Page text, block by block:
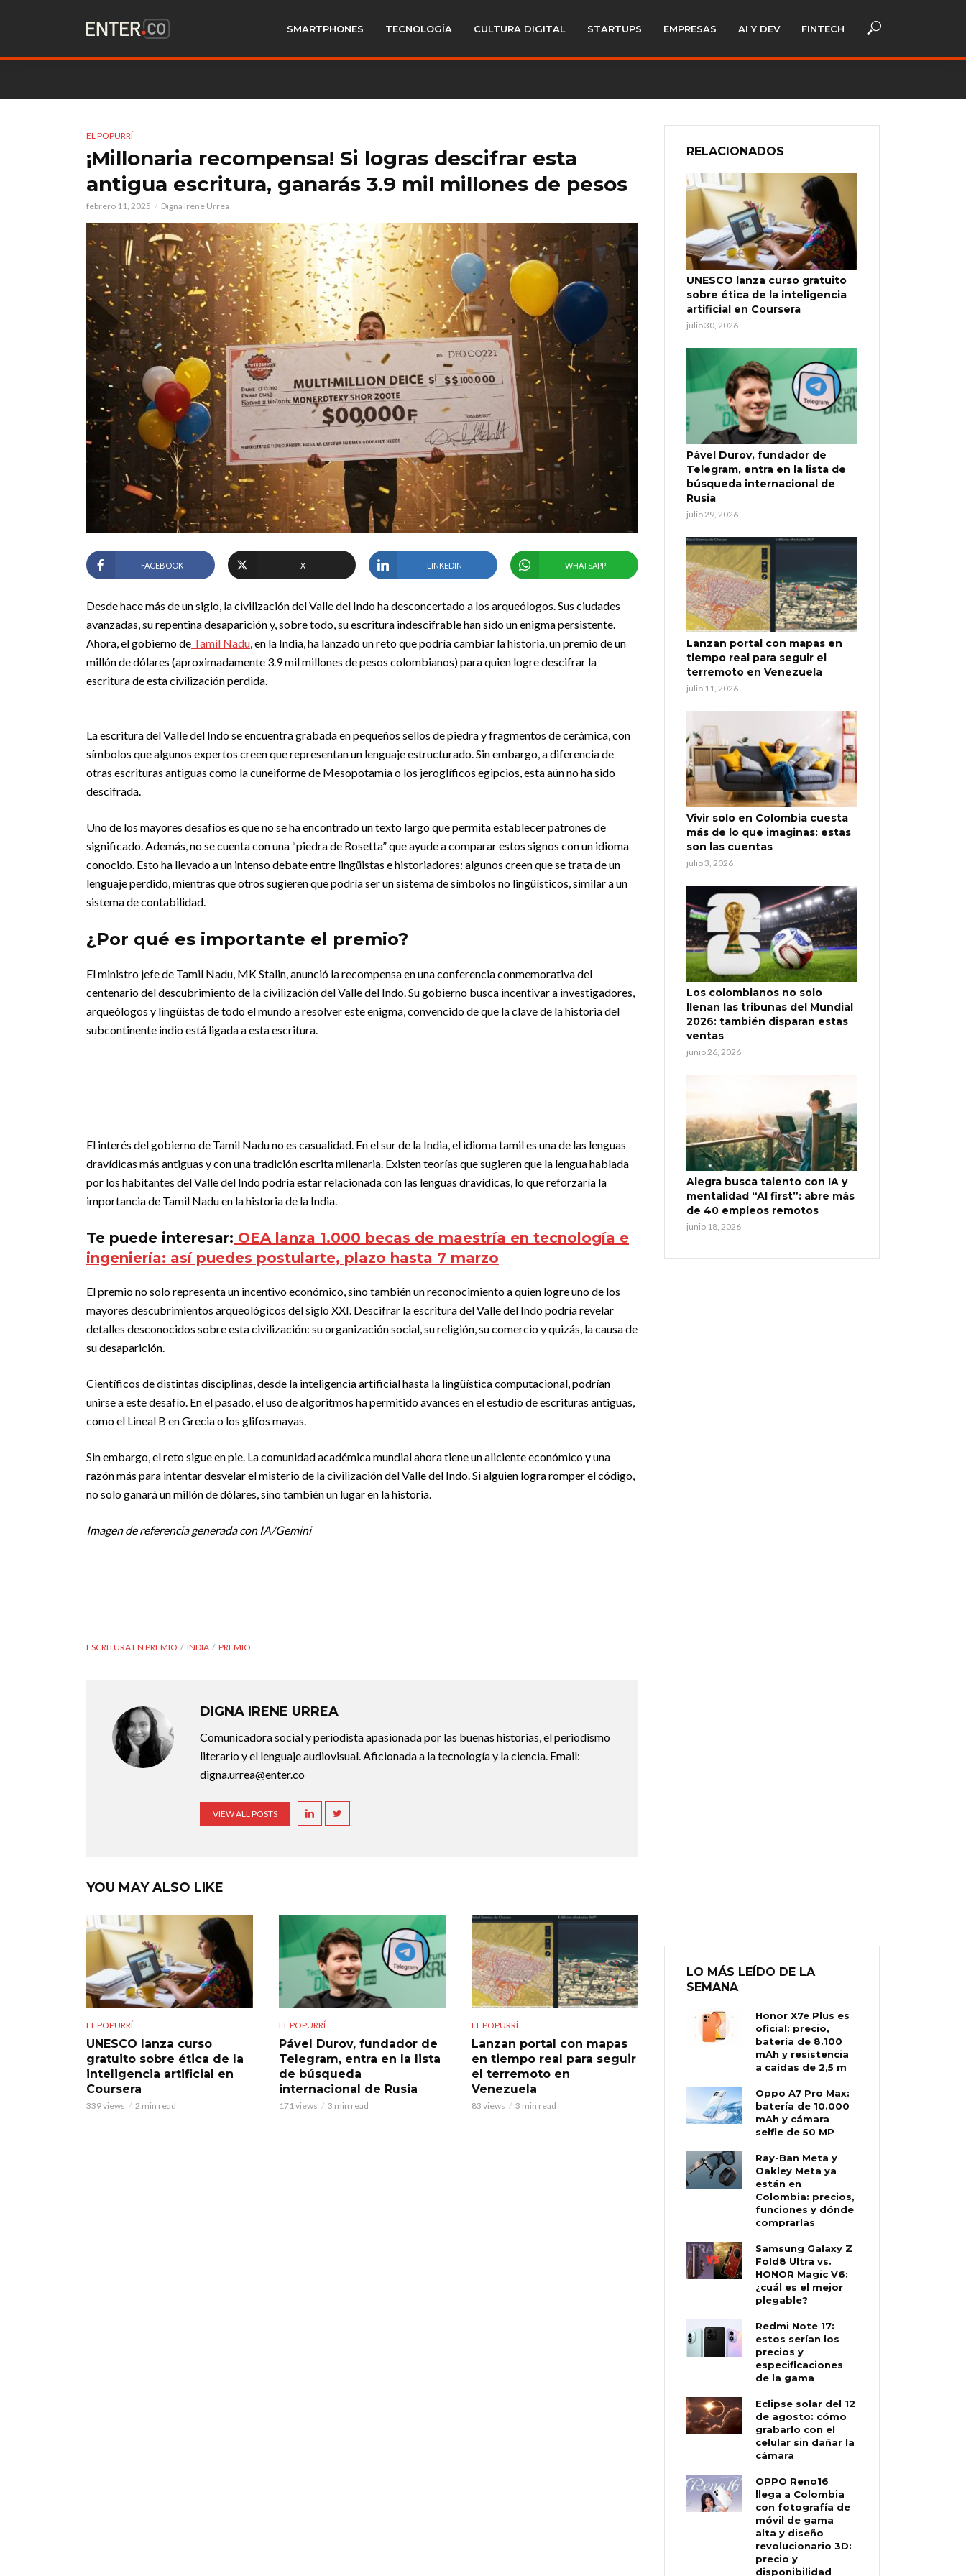
SMARTPHONES TECNOLOGÍA CULTURA DIGITAL STARTUPS EMPRESAS AI Y DEV FINTECH
EL POPURRÍ
¡Millonaria recompensa! Si logras descifrar esta
antigua escritura, ganarás 3.9 mil millones de pesos
febrero 11, 2025 Digna Irene Urrea
FACEBOOK X LINKEDIN WHATSAPP
Desde hace más de un siglo, la civilización del Valle del Indo ha desconcertado a los arqueólogos. Sus ciudades
avanzadas, su repentina desaparición y, sobre todo, su escritura indescifrable han sido un enigma persistente.
Ahora, el gobierno de Tamil Nadu, en la India, ha lanzado un reto que podría cambiar la historia, un premio de un
millón de dólares (aproximadamente 3.9 mil millones de pesos colombianos) para quien logre descifrar la
escritura de esta civilización perdida.
La escritura del Valle del Indo se encuentra grabada en pequeños sellos de piedra y fragmentos de cerámica, con
símbolos que algunos expertos creen que representan un lenguaje estructurado. Sin embargo, a diferencia de
otras escrituras antiguas como la cuneiforme de Mesopotamia o los jeroglíficos egipcios, esta aún no ha sido
descifrada.
Uno de los mayores desafíos es que no se ha encontrado un texto largo que permita establecer patrones de
significado. Además, no se cuenta con una “piedra de Rosetta” que ayude a comparar estos signos con un idioma
conocido. Esto ha llevado a un intenso debate entre lingüistas e historiadores: algunos creen que se trata de un
lenguaje perdido, mientras que otros sugieren que podría ser un sistema de símbolos no lingüísticos, similar a un
sistema de contabilidad.
¿Por qué es importante el premio?
El ministro jefe de Tamil Nadu, MK Stalin, anunció la recompensa en una conferencia conmemorativa del
centenario del descubrimiento de la civilización del Valle del Indo. Su gobierno busca incentivar a investigadores,
arqueólogos y lingüistas de todo el mundo a resolver este enigma, convencido de que la clave de la historia del
subcontinente indio está ligada a esta escritura.
El interés del gobierno de Tamil Nadu no es casualidad. En el sur de la India, el idioma tamil es una de las lenguas
dravídicas más antiguas y con una tradición escrita milenaria. Existen teorías que sugieren que la lengua hablada
por los habitantes del Valle del Indo podría estar relacionada con las lenguas dravídicas, lo que reforzaría la
importancia de Tamil Nadu en la historia de la India.
Te puede interesar: OEA lanza 1.000 becas de maestría en tecnología e
ingeniería: así puedes postularte, plazo hasta 7 marzo
El premio no solo representa un incentivo económico, sino también un reconocimiento a quien logre uno de los
mayores descubrimientos arqueológicos del siglo XXI. Descifrar la escritura del Valle del Indo podría revelar
detalles desconocidos sobre esta civilización: su organización social, su religión, su comercio y quizás, la causa de
su desaparición.
Científicos de distintas disciplinas, desde la inteligencia artificial hasta la lingüística computacional, podrían
unirse a este desafío. En el pasado, el uso de algoritmos ha permitido avances en el estudio de escrituras antiguas,
como el Lineal B en Grecia o los glifos mayas.
Sin embargo, el reto sigue en pie. La comunidad académica mundial ahora tiene un aliciente económico y una
razón más para intentar desvelar el misterio de la civilización del Valle del Indo. Si alguien logra romper el código,
no solo ganará un millón de dólares, sino también un lugar en la historia.
Imagen de referencia generada con IA/Gemini
ESCRITURA EN PREMIO INDIA PREMIO
DIGNA IRENE URREA
Comunicadora social y periodista apasionada por las buenas historias, el periodismo
literario y el lenguaje audiovisual. Aficionada a la tecnología y la ciencia. Email:
digna.urrea@enter.co
VIEW ALL POSTS
YOU MAY ALSO LIKE
EL POPURRÍ
UNESCO lanza curso
gratuito sobre ética de la
inteligencia artificial en
Coursera
339 views 2 min read
EL POPURRÍ
Pável Durov, fundador de
Telegram, entra en la lista
de búsqueda
internacional de Rusia
171 views 3 min read
EL POPURRÍ
Lanzan portal con mapas
en tiempo real para seguir
el terremoto en
Venezuela
83 views 3 min read
RELACIONADOS
UNESCO lanza curso gratuito
sobre ética de la inteligencia
artificial en Coursera
julio 30, 2026
Pável Durov, fundador de
Telegram, entra en la lista de
búsqueda internacional de
Rusia
julio 29, 2026
Lanzan portal con mapas en
tiempo real para seguir el
terremoto en Venezuela
julio 11, 2026
Vivir solo en Colombia cuesta
más de lo que imaginas: estas
son las cuentas
julio 3, 2026
Los colombianos no solo
llenan las tribunas del Mundial
2026: también disparan estas
ventas
junio 26, 2026
Alegra busca talento con IA y
mentalidad “AI first”: abre más
de 40 empleos remotos
junio 18, 2026
LO MÁS LEÍDO DE LA
SEMANA
Honor X7e Plus es
oficial: precio,
batería de 8.100
mAh y resistencia
a caídas de 2,5 m
Oppo A7 Pro Max:
batería de 10.000
mAh y cámara
selfie de 50 MP
Ray-Ban Meta y
Oakley Meta ya
están en
Colombia: precios,
funciones y dónde
comprarlas
Samsung Galaxy Z
Fold8 Ultra vs.
HONOR Magic V6:
¿cuál es el mejor
plegable?
Redmi Note 17:
estos serían los
precios y
especificaciones
de la gama
Eclipse solar del 12
de agosto: cómo
grabarlo con el
celular sin dañar la
cámara
OPPO Reno16
llega a Colombia
con fotografía de
móvil de gama
alta y diseño
revolucionario 3D:
precio y
disponibilidad